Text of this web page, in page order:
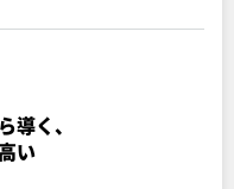
導く、
い